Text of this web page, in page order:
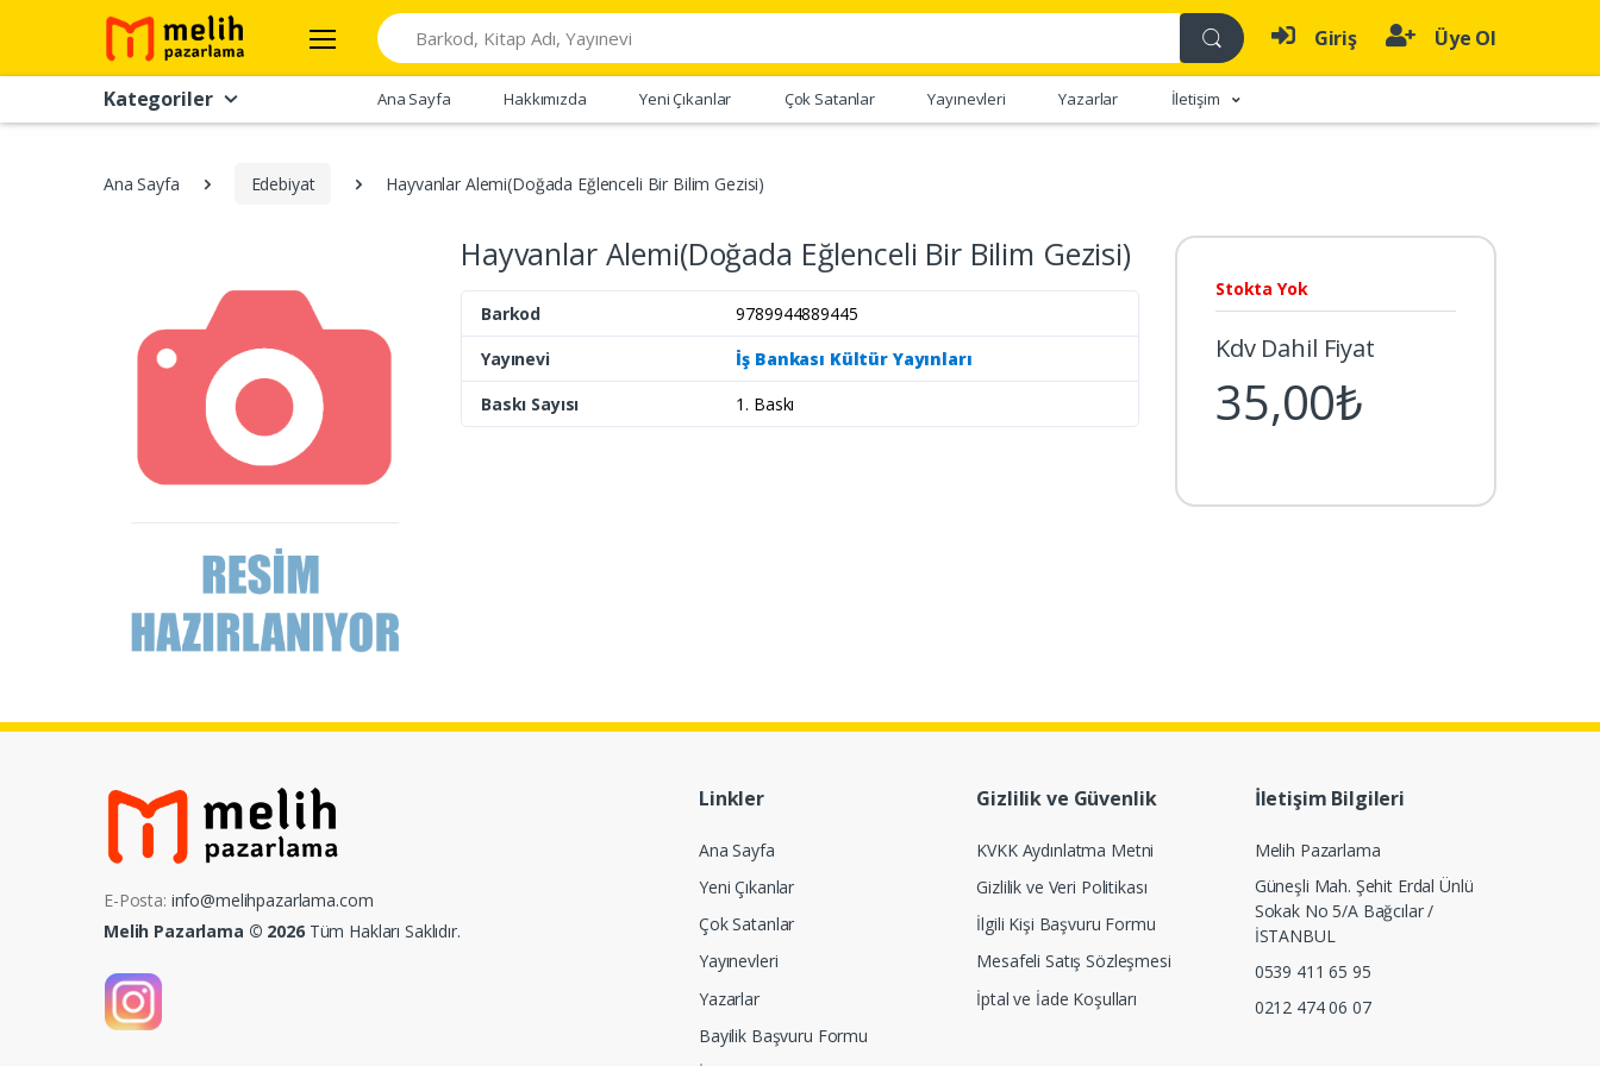
Search
Giriş Üye Ol
Kategoriler Ana Sayfa Hakkımızda Yeni Çıkanlar Çok Satanlar Yayınevleri Yazarlar İletişim
Ana Sayfa Edebiyat Hayvanlar Alemi(Doğada Eğlenceli Bir Bilim Gezisi)
Hayvanlar Alemi(Doğada Eğlenceli Bir Bilim Gezisi)
Barkod
9789944889445
Yayınevi
İş Bankası Kültür Yayınları
Baskı Sayısı
1. Baskı
Stokta Yok
Kdv Dahil Fiyat
35,00₺
E-Posta: info@melihpazarlama.com
Melih Pazarlama © 2026Tüm Hakları Saklıdır.
Linkler
Ana Sayfa
Yeni Çıkanlar
Çok Satanlar
Yayınevleri
Yazarlar
Bayilik Başvuru Formu
Gizlilik ve Güvenlik
KVKK Aydınlatma Metni
Gizlilik ve Veri Politikası
İlgili Kişi Başvuru Formu
Mesafeli Satış Sözleşmesi
İptal ve İade Koşulları
İletişim Bilgileri
Melih Pazarlama
Güneşli Mah. Şehit Erdal Ünlü
Sokak No 5/A Bağcılar /
İSTANBUL
0539 411 65 95
0212 474 06 07